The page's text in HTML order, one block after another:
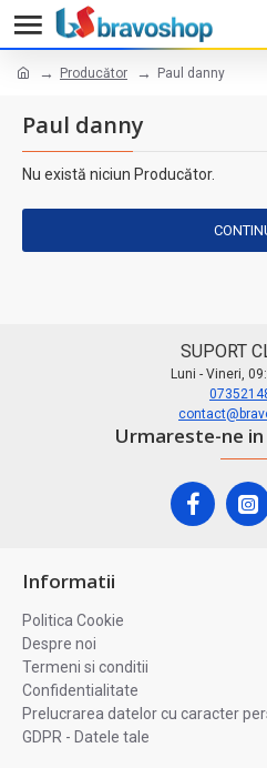
Producător Paul danny
Paul danny
Nu există niciun Producător.
SUPORT
Luni - Vineri,
Urmareste-ne
Informatii
Politica Cookie
Despre noi
Termeni si conditii
Confidentialitate
Prelucrarea datelor cu caracter
GDPR - Datele tale